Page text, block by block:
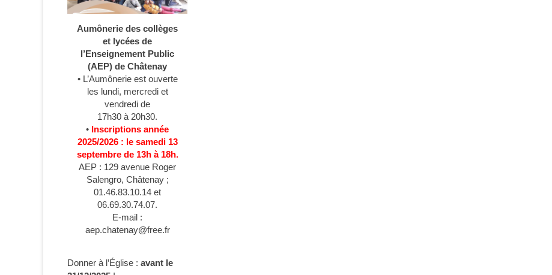
Aumônerie des collèges
et lycées de
l’Enseignement Public
(AEP) de Châtenay
• L’Aumônerie est ouverte
les lundi, mercredi et
vendredi de
17h30 à 20h30.
• Inscriptions année
2025/2026 : le samedi 13
septembre de 13h à 18h.
AEP : 129 avenue Roger
Salengro, Châtenay ;
01.46.83.10.14 et
06.69.30.74.07.
E-mail :
aep.chatenay@free.fr
Donner à l’Église : avant le